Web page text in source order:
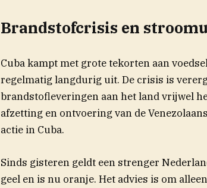
Brandstofcrisis en
Cuba kampt met grote tekorten aan
regelmatig langdurig uit. De crisis is
brandstofleveringen aan het land vrijwel
afzetting en ontvoering van de
actie in Cuba.
Sinds gisteren geldt een strenger
geel en is nu oranje. Het advies is om